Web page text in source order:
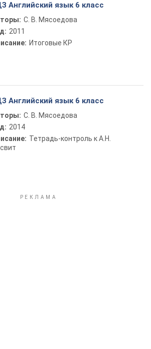
Английский язык 6 класс
С. В. Мясоедова
2011
Итоговые КР
Английский язык 6 класс
С. В. Мясоедова
2014
Тетрадь-контроль к А.Н.